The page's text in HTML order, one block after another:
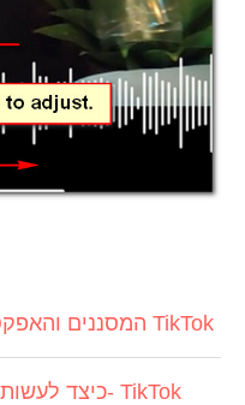
10+ המסננים והאפקטים הטובים ביותר של TikTok
כיצד לעשות ולהוסיף אפקטים קוליים ב- TikTok